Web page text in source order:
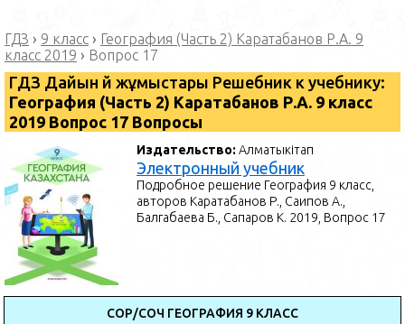
ГДЗ › 9 класс › География (Часть 2) Каратабанов Р.А. 9
класс 2019 › Вопрос 17
ГДЗ Дайын үй жұмыстары Решебник к учебнику:
География (Часть 2) Каратабанов Р.А. 9 класс
2019 Вопрос 17 Вопросы
Издательство:Алматыкітап
Электронный учебник
Подробное решение География 9 класс,
авторов Каратабанов Р., Саипов А.,
Балгабаева Б., Сапаров К. 2019, Вопрос 17
СОР/СОЧ ГЕОГРАФИЯ 9 КЛАСС